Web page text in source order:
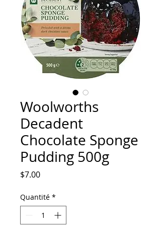
Woolworths
Decadent
Chocolate Sponge
Pudding 500g
$7.00Prix
Quantité *